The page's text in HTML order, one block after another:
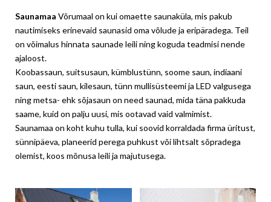
Saunamaa Võrumaal on kui omaette saunaküla, mis pakub
nautimiseks erinevaid saunasid oma võlude ja eripäradega. Teil
on võimalus hinnata saunade leili ning koguda teadmisi nende
ajaloost.
Koobassaun, suitsusaun, kümblustünn, soome saun, indiaani
saun, eesti saun, kilesaun, tünn mullisüsteemi ja LED valgusega
ning metsa- ehk sõjasaun on need saunad, mida täna pakkuda
saame, kuid on palju uusi, mis ootavad vaid valmimist.
Saunamaa on koht kuhu tulla, kui soovid korraldada firma üritust,
sünnipäeva, planeerid perega puhkust või lihtsalt sõpradega
olemist, koos mõnusa leili ja majutusega.